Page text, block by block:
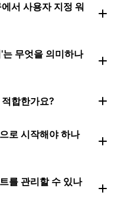
서 사용자 지정 워
무엇을 의미하나
합한가요?
로 시작해야 하나
를 관리할 수 있나